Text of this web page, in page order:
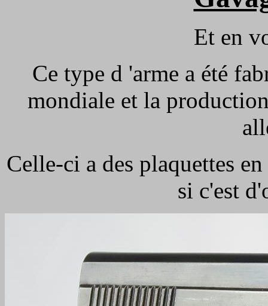
Et en
Ce type d 'arme a été
mondiale et la
Celle-ci a des plaquettes
si c'est